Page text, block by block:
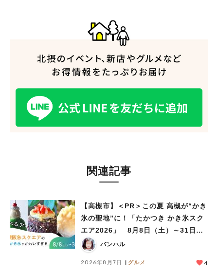
関連記事
【高槻市】＜PR＞この夏 高槻が“かき
氷の聖地”に！「たかつき かき氷スク
エア2026」 8月8日（土）～31日
（月）バンハル
2026年8月7日 グルメ 4